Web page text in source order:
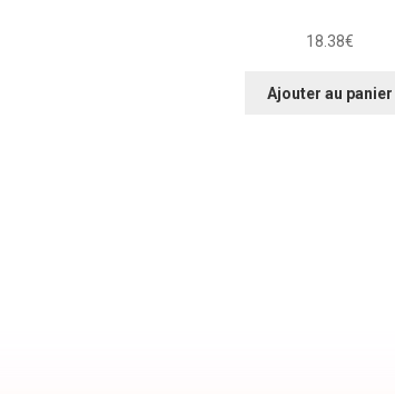
18.38€
Ajouter au panier